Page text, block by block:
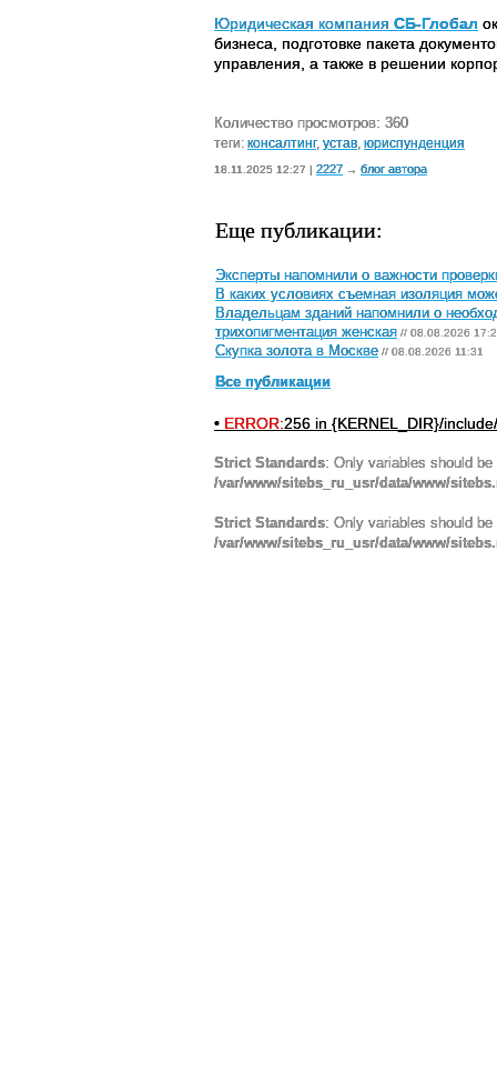
Юридическая компания СБ-Глобал
бизнеса, подготовке пакета
управления, а также в решении
Количество просмотров: 360
теги: консалтинг, устав юриспунденция
18.11.2025 12:27 | 2227 → блог автора
Еще публикации:
Эксперты напомнили о важности
В каких условиях съемная изоляция
Владельцам зданий напомнили о
трихопигментация женская // 08.08.2026
Скупка золота в Москве // 08.08.2026 11:31
Все публикации
• ERROR:256 in {KERNEL_DIR}/
Strict Standards: Only variables should
/var/www/sitebs_ru_usr/data/www/
Strict Standards: Only variables should
/var/www/sitebs_ru_usr/data/www/